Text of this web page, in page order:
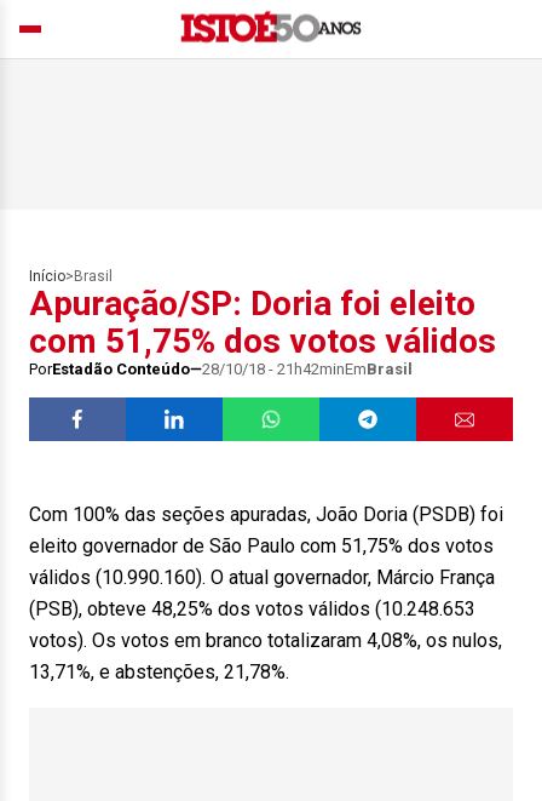
Início> Brasil
Apuração/SP: Doria foi eleito
com 51,75% dos votos válidos
PorEstadão Conteúdo 28/10/18 - 21h42minEmBrasil
Com 100% das seções apuradas, João Doria (PSDB) foi
eleito governador de São Paulo com 51,75% dos votos
válidos (10.990.160). O atual governador, Márcio França
(PSB), obteve 48,25% dos votos válidos (10.248.653
votos). Os votos em branco totalizaram 4,08%, os nulos,
13,71%, e abstenções, 21,78%.